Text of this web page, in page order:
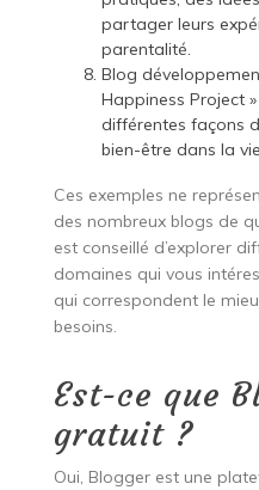
partager leurs
parentalité.
Blog
Happiness Project
différentes façons
bien-être dans la
Ces exemples ne
des nombreux blogs de
est conseillé d’explorer
domaines qui vous
qui correspondent le
besoins.
Est-ce que
gratuit ?
Oui, Blogger est une